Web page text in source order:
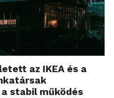
az IKEA és a
stabil működés